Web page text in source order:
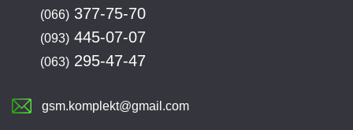
(066) 377-75-70
(093) 445-07-07
(063) 295-47-47
gsm.komplekt@gmail.com